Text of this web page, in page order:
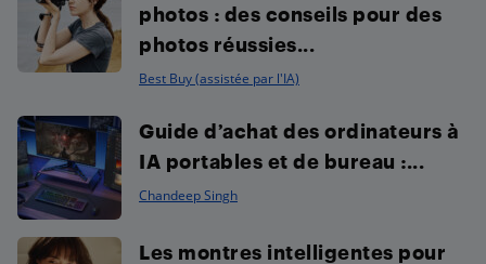
photos : des conseils pour des
photos réussies...
Best Buy (assistée par l'IA)
Guide d’achat des ordinateurs à
IA portables et de bureau :...
Chandeep Singh
Les montres intelligentes pour